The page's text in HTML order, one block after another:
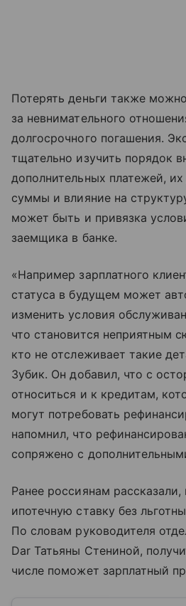
Потерять деньги также
за невнимательного
долгосрочного погашения.
тщательно изучить порядок
дополнительных платежей,
суммы и влияние на
может быть и привязка
заемщика в банке.
«Например зарплатного
статуса в будущем может
изменить условия
что становится неприятным
кто не отслеживает такие
Зубик. Он добавил, что с
относиться и к кредитам,
могут потребовать
напомнил, что
сопряжено с
Ранее россиянам рассказали,
ипотечную ставку без
По словам руководителя
Dar Татьяны Стениной,
числе поможет зарплатный